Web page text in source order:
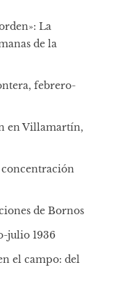
La
de la
febrero-
en Villamartín,
concentración
de Bornos
julio 1936
el campo: del